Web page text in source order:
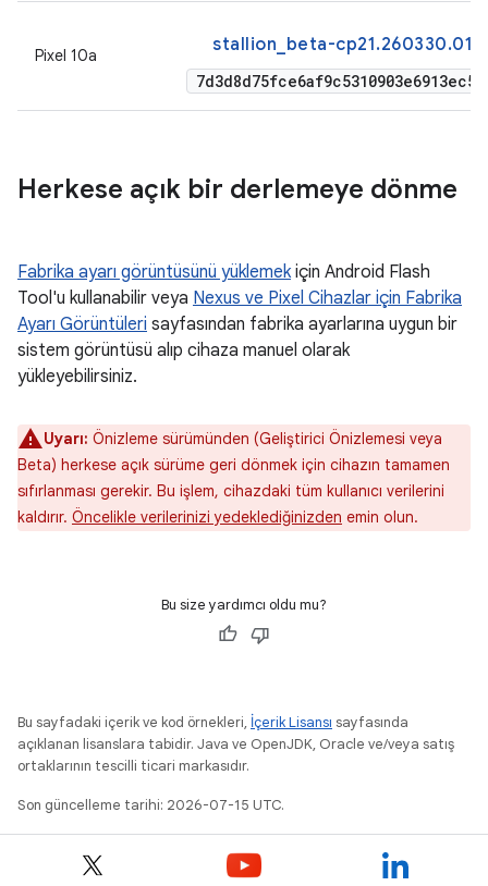
Pixel 10a stallion_beta-
Herkese açık bir derlemeye dönme
Fabrika ayarı görüntüsünü yüklemekiçin Android Flash
Tool'u kullanabilir veya Nexus ve Pixel Cihazlar için Fabrika
Ayarı Görüntüleri sayfasından fabrika ayarlarına uygun bir
sistem görüntüsü alıp cihaza manuel olarak
yükleyebilirsiniz.
Uyarı: Önizleme sürümünden (Geliştirici Önizlemesi veya
Beta) herkese açık sürüme geri dönmek için cihazın tamamen
sıfırlanması gerekir. Bu işlem, cihazdaki tüm kullanıcı verilerini
kaldırır. Öncelikle verilerinizi yedeklediğinizden emin olun.
Bu size yardımcı oldu mu?
Bu sayfadaki içerik ve kod örnekleri, İçerik Lisansı sayfasında
açıklanan lisanslara tabidir. Java ve OpenJDK, Oracle ve/veya satış
ortaklarının tescilli ticari markasıdır.
Son güncelleme tarihi: 2026-07-15 UTC.